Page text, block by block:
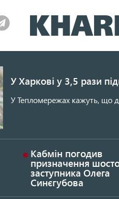
У Харкові у 3,5 рази
У Тепломережах кажуть, що
Кабмін погодив
призначення
заступника Олега
Синєгубова